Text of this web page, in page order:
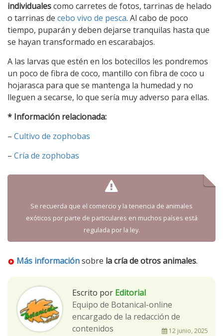
individualescomo carretes de fotos, tarrinas de helado
o tarrinas de cebo vivo de pesca. Al cabo de poco
tiempo, puparán y deben dejarse tranquilas hasta que
se hayan transformado en escarabajos.
A las larvas que estén en los botecillos les pondremos
un poco de fibra de coco, mantillo con fibra de coco u
hojarasca para que se mantenga la humedad y no
lleguen a secarse, lo que sería muy adverso para ellas.
* Información relacionada:
– Cultivo de zophobas
– Cría de zophobas
Se recuerda que el comercio y la tenencia de animales
exóticos por parte de particulares en muchos países está
regulada por la ley.
Más informaciónsobre la cría de otros animales.
Escrito por Editorial
Equipo de Botanical-online
encargado de la redacción de
contenidos
12 junio, 2025